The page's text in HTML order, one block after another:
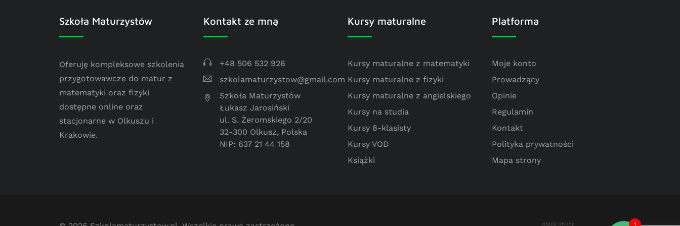
Szkoła Maturzystów
Oferuję kompleksowe szkolenia
przygotowawcze do matur z
matematyki oraz fizyki
dostępne online oraz
stacjonarne w Olkuszu i
Krakowie.
Kontakt ze mną
+48 506 532 926
szkolamaturzystow@gmail.com
Szkoła Maturzystów
Łukasz Jarosiński
ul. S. Żeromskiego 2/20
32-300 Olkusz, Polska
NIP: 637 21 44 158
Kursy maturalne
Kursy maturalne z matematyki
Kursy maturalne z fizyki
Kursy maturalne z angielskiego
Kursy na studia
Kursy 8-klasisty
Kursy VOD
Książki
Platforma
Moje konto
Prowadzący
Opinie
Regulamin
Kontakt
Polityka prywatności
Mapa strony
1